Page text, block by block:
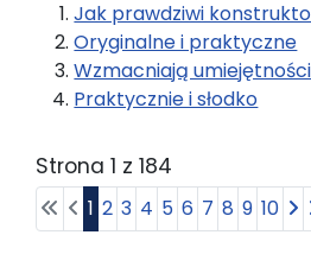
Jak prawdziwi
Oryginalne i praktyczne
Wzmacniają
Praktycznie i słodko
Strona 1 z 184
1 2 3 4 5 6 7 8 9 10